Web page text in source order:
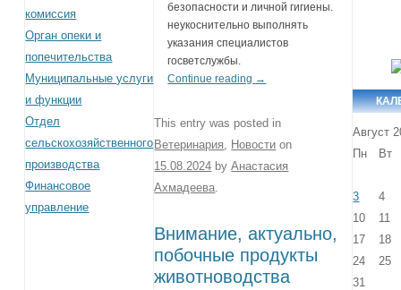
комиссия
Орган опеки и
попечительства
Муниципальные услуги
и функции
Отдел
сельскохозяйственного
производства
Финансовое
управление
безопасности и личной гигиены.
неукоснительно выполнять
указания специалистов
госветслужбы.
Continue reading →
This entry was posted in
Ветеринария
Новости on
15.08.2024 byАнастасия
Ахмадеева
Внимание, актуально,
побочные продукты
животноводства
Август
Пн
Вт
3
4
10
11
17
18
24
25
31